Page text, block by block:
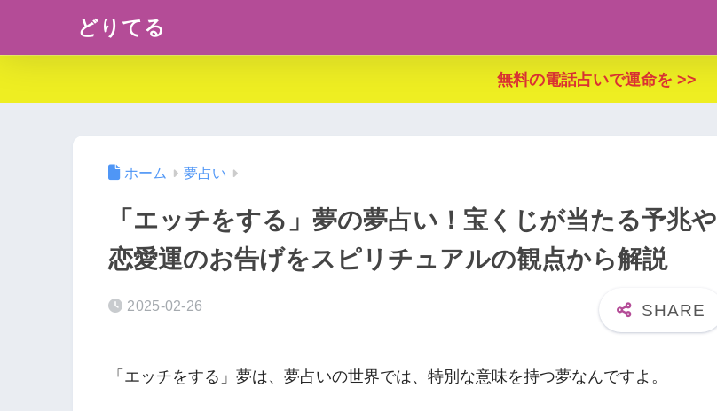
どりてる
無料の電話占いで運命を >>
ホーム 夢占い
「エッチをする」夢の夢占い！宝くじが当たる予兆や
恋愛運のお告げをスピリチュアルの観点から解説
2025-02-26
「エッチをする」夢は、夢占いの世界では、特別な意味を持つ夢なんですよ。